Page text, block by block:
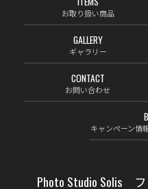
お取り扱い商品
GALLERY
ギャラリー
CONTACT
お問い合わせ
キャンペーン情
Photo Studio Solis